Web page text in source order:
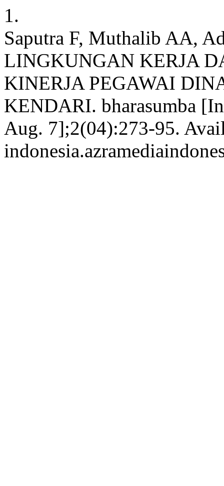
1.
Saputra F, Muthalib AA,
LINGKUNGAN KERJA
KINERJA PEGAWAI
KENDARI. bharasumba
Aug. 7];2(04):273-95.